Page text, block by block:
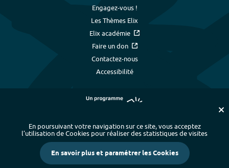
Engagez-vous !
Les Thèmes Elix
Elix académie
Faire un don
Contactez-nous
Accessibilité
Plan du site - Index alphabétique
-
Mentions légales et données personnelles
- Paramétrer les cookies
Crédits
En poursuivant votre navigation sur ce site, vous acceptez
l’utilisation de Cookies pour réaliser des statistiques de visites
En savoir plus et paramétrer les Cookies